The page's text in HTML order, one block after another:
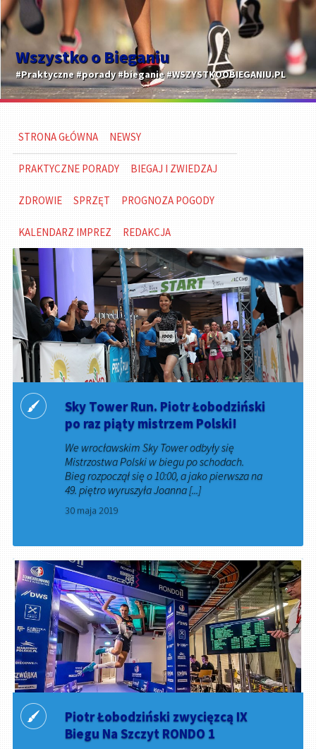
Wszystko o Bieganiu
#Praktyczne #porady #bieganie #WSZYSTKOOBIEGANIU.PL
STRONA GŁÓWNA NEWSY
PRAKTYCZNE PORADY BIEGAJ I ZWIEDZAJ
ZDROWIE SPRZĘT PROGNOZA POGODY
KALENDARZ IMPREZ REDAKCJA
Sky Tower Run. Piotr Łobodziński
po raz piąty mistrzem Polski!
We wrocławskim Sky Tower odbyły się
Mistrzostwa Polski w biegu po schodach.
Bieg rozpoczął się o 10:00, a jako pierwsza na
49. piętro wyruszyła Joanna [...]
30 maja 2019
Piotr Łobodziński zwycięzcą IX
Biegu Na Szczyt RONDO 1